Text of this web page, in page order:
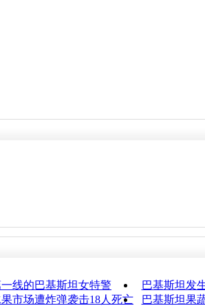
线的巴基斯坦女特警
巴基斯坦发
市场遭炸弹袭击18人死亡
巴基斯坦果